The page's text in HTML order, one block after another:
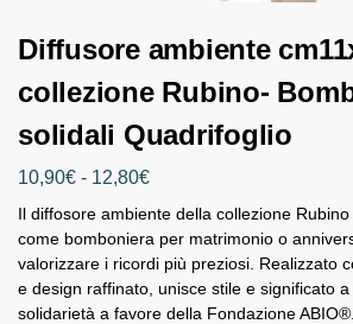
Diffusore ambiente
collezione Rubino-
solidali Quadrifoglio
10,90€ - 12,80€
Il diffosore ambiente della collezione
come bomboniera per matrimonio o
valorizzare i ricordi più preziosi. Realizzato
e design raffinato, unisce stile e significato
solidarietà a favore della Fondazione ABIO®.